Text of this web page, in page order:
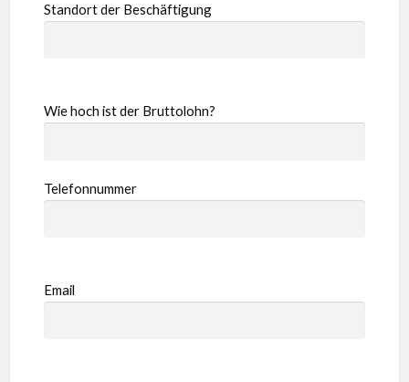
Standort der Beschäftigung
Wie hoch ist der Bruttolohn?
Telefonnummer
Email